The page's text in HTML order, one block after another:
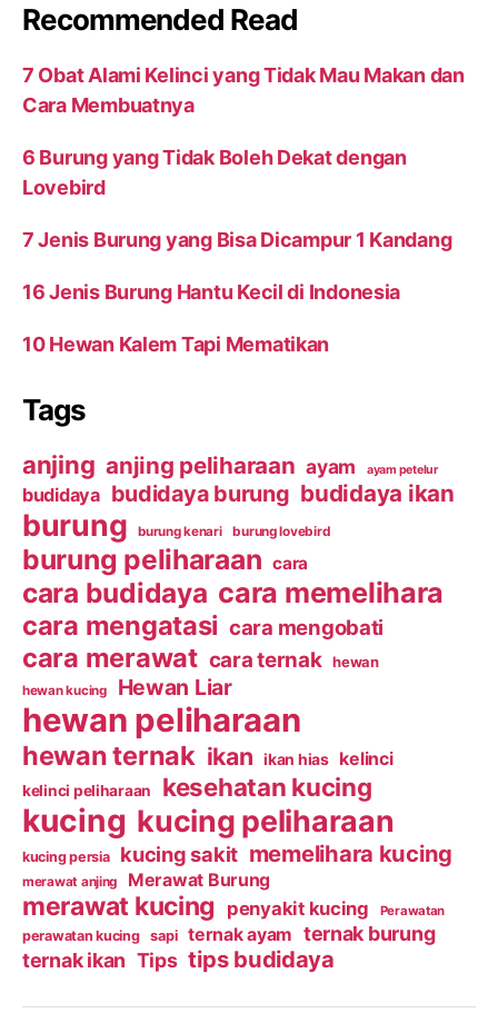
Recommended Read
7 Obat Alami Kelinci yang Tidak Mau Makan dan
Cara Membuatnya
6 Burung yang Tidak Boleh Dekat dengan
Lovebird
7 Jenis Burung yang Bisa Dicampur 1 Kandang
16 Jenis Burung Hantu Kecil di Indonesia
10 Hewan Kalem Tapi Mematikan
Tags
anjing anjing peliharaan ayam ayam petelur
budidaya budidaya burung budidaya ikan
burung burung kenari burung lovebird
burung peliharaan cara
cara budidaya cara memelihara
cara mengatasi cara mengobati
cara merawat cara ternak hewan
hewan kucing Hewan Liar
hewan peliharaan
hewan ternak ikan ikan hias kelinci
kelinci peliharaan kesehatan kucing
kucing kucing peliharaan
kucing persia kucing sakit memelihara kucing
merawat anjing Merawat Burung
merawat kucing penyakit kucing Perawatan
perawatan kucing sapi ternak ayam ternak burung
ternak ikan Tips tips budidaya